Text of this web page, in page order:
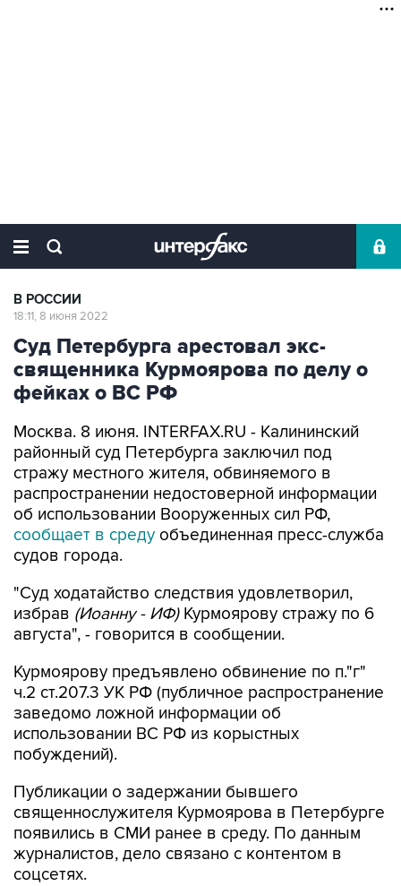
В РОССИИ
18:11, 8 июня 2022
Суд Петербурга арестовал экс-
священника Курмоярова по делу о
фейках о ВС РФ
Москва. 8 июня. INTERFAX.RU - Калининский
районный суд Петербурга заключил под
стражу местного жителя, обвиняемого в
распространении недостоверной информации
об использовании Вооруженных сил РФ,
сообщает в среду объединенная пресс-служба
судов города.
"Суд ходатайство следствия удовлетворил,
избрав (Иоанну - ИФ)Курмоярову стражу по 6
августа", - говорится в сообщении.
Курмоярову предъявлено обвинение по п."г"
ч.2 ст.207.3 УК РФ (публичное распространение
заведомо ложной информации об
использовании ВС РФ из корыстных
побуждений).
Публикации о задержании бывшего
священнослужителя Курмоярова в Петербурге
появились в СМИ ранее в среду. По данным
журналистов, дело связано с контентом в
соцсетях.